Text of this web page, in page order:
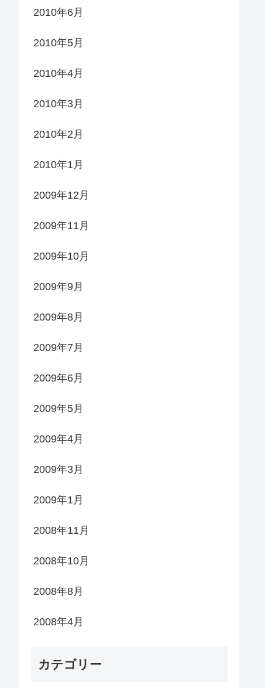
2010年6月
2010年5月
2010年4月
2010年3月
2010年2月
2010年1月
2009年12月
2009年11月
2009年10月
2009年9月
2009年8月
2009年7月
2009年6月
2009年5月
2009年4月
2009年3月
2009年1月
2008年11月
2008年10月
2008年8月
2008年4月
カテゴリー